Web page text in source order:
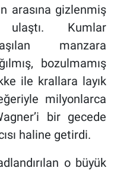
arasına gizlenmiş
Kumlar
manzara
bozulmamış
ile krallara layık
milyonlarca
bir gecede
haline getirdi.
o büyük